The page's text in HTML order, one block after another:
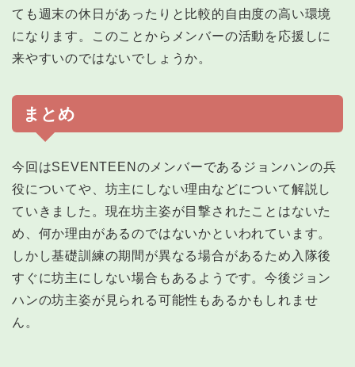
ても週末の休日があったりと比較的自由度の高い環境
になります。このことからメンバーの活動を応援しに
来やすいのではないでしょうか。
まとめ
今回はSEVENTEENのメンバーであるジョンハンの兵
役についてや、坊主にしない理由などについて解説し
ていきました。現在坊主姿が目撃されたことはないた
め、何か理由があるのではないかといわれています。
しかし基礎訓練の期間が異なる場合があるため入隊後
すぐに坊主にしない場合もあるようです。今後ジョン
ハンの坊主姿が見られる可能性もあるかもしれませ
ん。